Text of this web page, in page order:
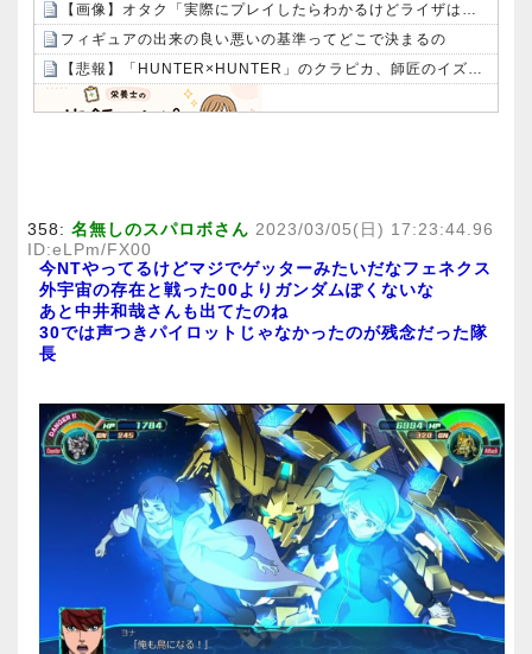
【画像】オタク「実際にプレイしたらわかるけどライザは友達って感じで性的な目では見れないｗ」←これｗｗｗｗ：26/08/06のニュース
フィギュアの出来の良い悪いの基準ってどこで決まるの
【悲報】「HUNTER×HUNTER」のクラピカ、師匠のイズナビに対する態度が本当に酷い！！
358: 名無しのスパロボさん 2023/03/05(日) 17:23:44.96
ID:eLPm/FX00
今NTやってるけどマジでゲッターみたいだなフェネクス
外宇宙の存在と戦った00よりガンダムぽくないな
あと中井和哉さんも出てたのね
30では声つきパイロットじゃなかったのが残念だった隊
長